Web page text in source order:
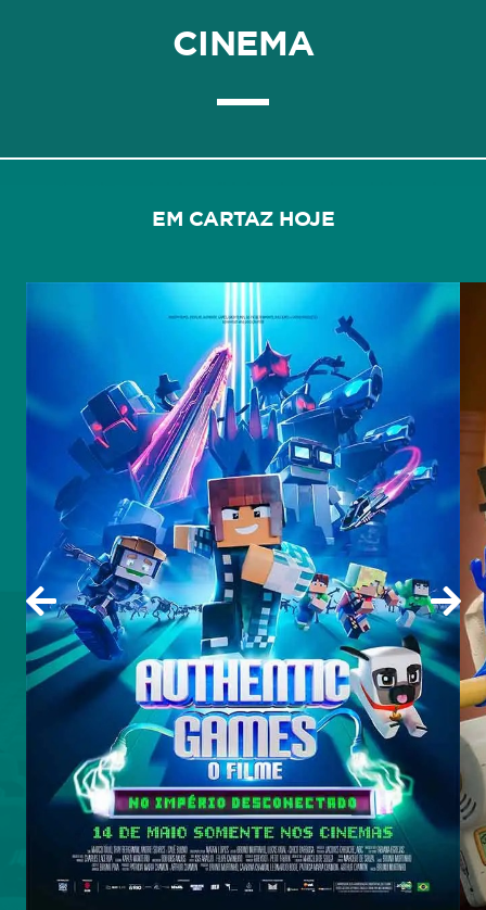
CINEMA
EM CARTAZ HOJE